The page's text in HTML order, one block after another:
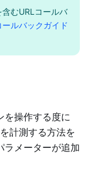
むURLコールバ
ールバックガイド
を操作する度に
計測する方法を
ラメーターが追加